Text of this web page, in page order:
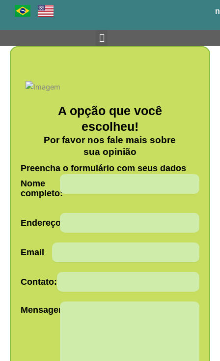
o
A opção que você
escolheu!
Por favor nos fale mais sobre
sua opinião
Preencha o formulário com seus dados
Nome
completo:
Endereço:
Email
Contato:
Mensagem: